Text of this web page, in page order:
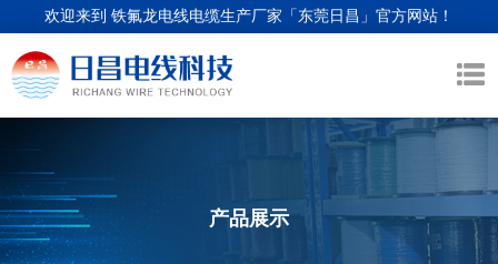
欢迎来到 铁氟龙电线电缆生产厂家「东莞日昌」官方网站！
产品展示